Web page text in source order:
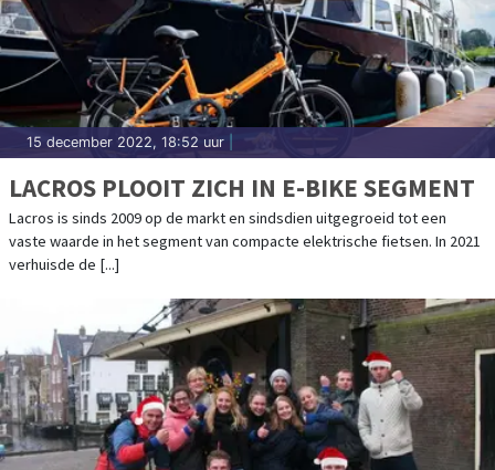
15 december 2022, 18:52 uur
LACROS PLOOIT ZICH IN E-BIKE SEGMENT
Lacros is sinds 2009 op de markt en sindsdien uitgegroeid tot een
vaste waarde in het segment van compacte elektrische fietsen. In 2021
verhuisde de [...]